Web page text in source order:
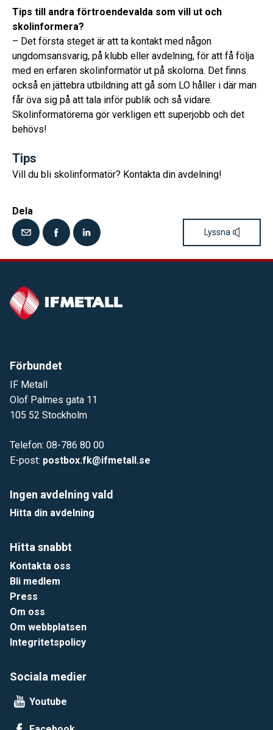
Tips till andra förtroendevalda som vill ut och
skolinformera?
– Det första steget är att ta kontakt med någon
ungdomsansvarig, på klubb eller avdelning, för att få följa
med en erfaren skolinformatör ut på skolorna. Det finns
också en jättebra utbildning att gå som LO håller i där man
får öva sig på att tala inför publik och så vidare.
Skolinformatörerna gör verkligen ett superjobb och det
behövs!
Tips
Vill du bli skolinformatör? Kontakta din avdelning!
Dela
Lyssna
Förbundet
IF Metall
Olof Palmes gata 11
105 52 Stockholm
Telefon: 08-786 80 00
E-post: postbox.fk@ifmetall.se
Ingen avdelning vald
Hitta din avdelning
Hitta snabbt
Kontakta oss
Bli medlem
Press
Om oss
Om webbplatsen
Integritetspolicy
Sociala medier
Youtube